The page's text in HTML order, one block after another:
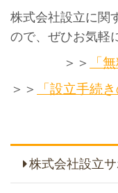
株式会社設立に関
ので、ぜひお気軽
＞＞
「
＞＞
「設立手続
株式会社設立サ